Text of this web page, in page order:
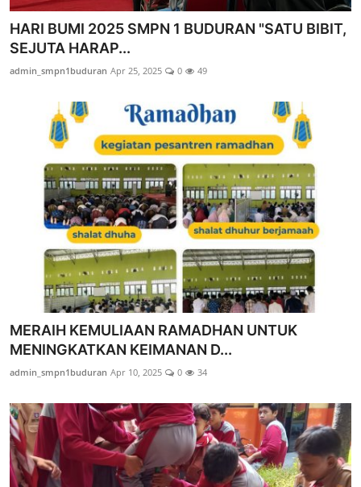
HARI BUMI 2025 SMPN 1 BUDURAN "SATU BIBIT,
SEJUTA HARAP...
admin_smpn1buduran Apr 25, 2025 0 49
MERAIH KEMULIAAN RAMADHAN UNTUK
MENINGKATKAN KEIMANAN D...
admin_smpn1buduran Apr 10, 2025 0 34